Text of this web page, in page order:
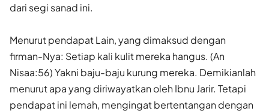
dari segi sanad ini.
Menurut pendapat Lain, yang dimaksud dengan
firman-Nya: Setiap kali kulit mereka hangus. (An
Nisaa:56) Yakni baju-baju kurung mereka. Demikianlah
menurut apa yang diriwayatkan oleh Ibnu Jarir. Tetapi
pendapat ini lemah, mengingat bertentangan dengan